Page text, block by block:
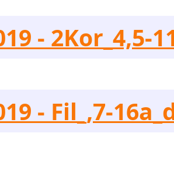
- 2Kor_4,5-
- Fil_,7-